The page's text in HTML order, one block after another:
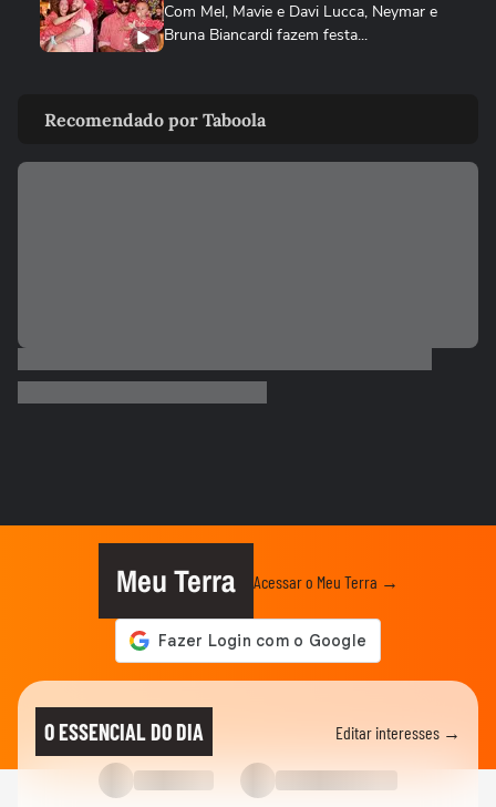
Com Mel, Mavie e Davi Lucca, Neymar e
Bruna Biancardi fazem festa...
Guimarães revela vida pessoal após...
ESPORTES
como tenista: 'Até breve'
Rebeca Andrade conquista a maior nota
do mundo no salto em 2026
Palmeiras reforça combate à violência
contra a mulher nos 20 anos...
Rayssa Leal destaca legado olímpico do
Recomendado por Taboola
Meu Terra Acessar o Meu Terra →
O ESSENCIAL DO DIA Editar interesses →